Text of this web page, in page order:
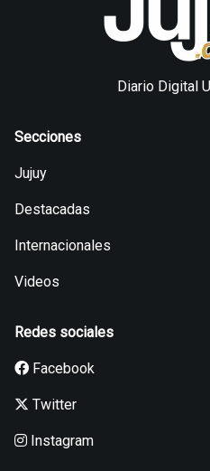
Diario Digital
Secciones
Jujuy
Destacadas
Internacionales
Videos
Redes sociales
Facebook
Twitter
Instagram